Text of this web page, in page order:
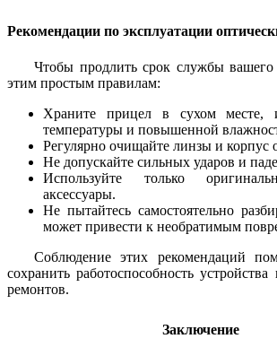
Рекомендации по эксплуатации
Чтобы продлить срок службы вашего
этим простым правилам:
Храните прицел в сухом месте,
температуры и повышенной
Регулярно очищайте линзы и корпус
Не допускайте сильных ударов и
Используйте только
аксессуары.
Не пытайтесь самостоятельно
может привести к необратимым
Соблюдение этих рекомендаций
сохранить работоспособность
ремонтов.
Заключение